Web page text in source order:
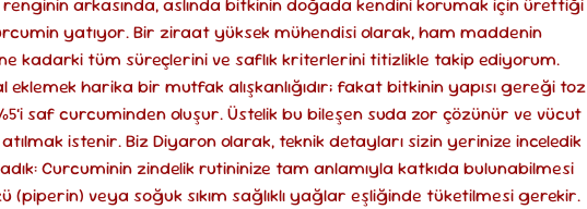
renginin arkasında, aslında bitkinin doğada kendini korumak için ürettiği
yatıyor. Bir ziraat yüksek mühendisi olarak, ham maddenin
kadarki tüm süreçlerini ve saflık kriterlerini titizlikle takip ediyorum.
eklemek harika bir mutfak alışkanlığıdır; fakat bitkinin yapısı gereği toz
saf curcuminden oluşur. Üstelik bu bileşen suda zor çözünür ve vücut
atılmak istenir. Biz Diyaron olarak, teknik detayları sizin yerinize inceledik
Curcuminin zindelik rutininize tam anlamıyla katkıda bulunabilmesi
veya soğuk sıkım sağlıklı yağlar eşliğinde tüketilmesi gerekir.